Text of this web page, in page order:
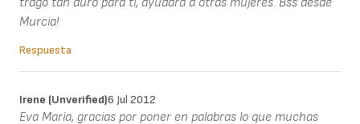
Murcia!
Respuesta
Irene (unverified)6 Jul 2012
Eva María, gracias por poner en palabras lo que muchas